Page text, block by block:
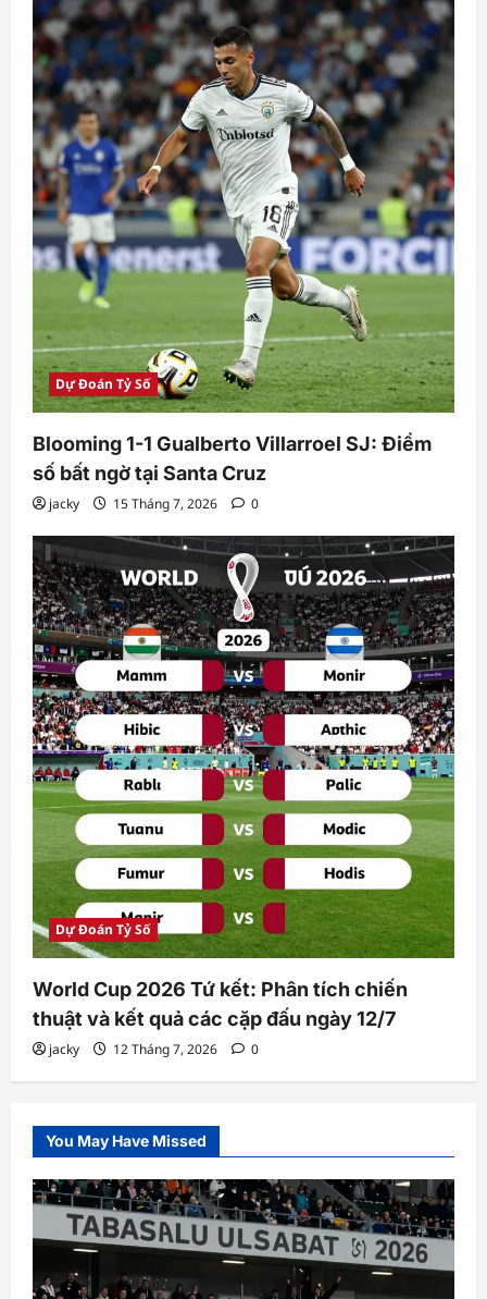
Dự Đoán Tỷ Số
Blooming 1-1 Gualberto Villarroel SJ: Điểm
số bất ngờ tại Santa Cruz
jacky 15 Tháng 7, 2026 0
Dự Đoán Tỷ Số
World Cup 2026 Tứ kết: Phân tích chiến
thuật và kết quả các cặp đấu ngày 12/7
jacky 12 Tháng 7, 2026 0
You May Have Missed